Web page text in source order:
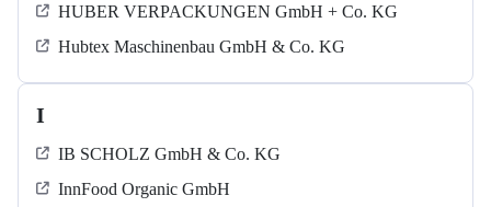
HUBER VERPACKUNGEN GmbH + Co. KG
Hubtex Maschinenbau GmbH & Co. KG
I
IB SCHOLZ GmbH & Co. KG
InnFood Organic GmbH